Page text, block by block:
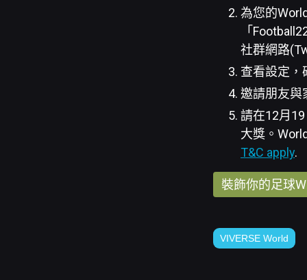
為您的
「
社群網路
查看設定，
邀請朋友與
請在12月
大獎。
T&C apply.
裝飾你的足球
VIVERSE World